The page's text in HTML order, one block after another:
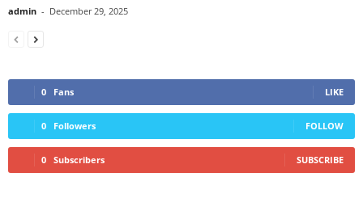
admin - December 29, 2025
0 Fans LIKE
0 Followers FOLLOW
0 Subscribers SUBSCRIBE